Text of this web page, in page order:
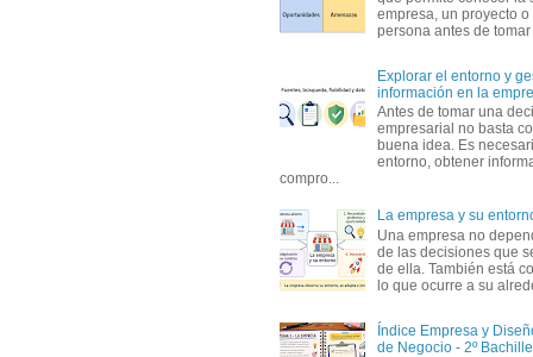
empresa, un proyecto
persona antes de
Explorar el entorno y
información en la
Antes de tomar una
empresarial no basta
buena idea. Es
entorno, obtener
compro...
La empresa y su
Una empresa no
de las decisiones que
de ella. También está
lo que ocurre a su
Índice Empresa y
de Negocio - 2º